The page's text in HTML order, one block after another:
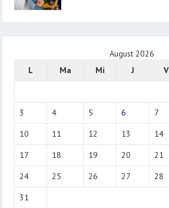
August 2026
L
Ma Mi J V
3
4 5 6 7
10
11 12 13 14
17
18 19 20 21
24
25 26 27 28
31